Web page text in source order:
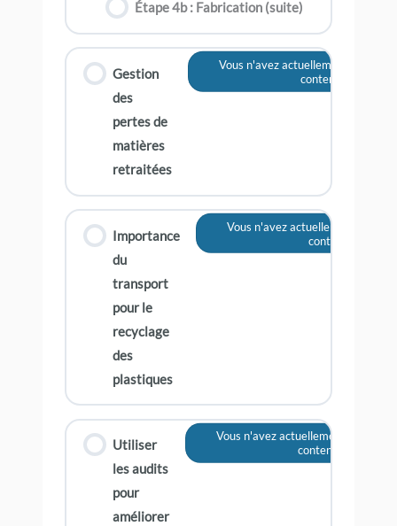
Étape 4b : Fabrication (suite)
Gestion
des
pertes de
matières
retraitées
Vous n'avez actuellement pas
contenu
Importance
du
transport
pour le
recyclage
des
plastiques
Vous n'avez actuellement pas
contenu
Utiliser
les audits
pour
améliorer
Vous n'avez actuellement pas
contenu